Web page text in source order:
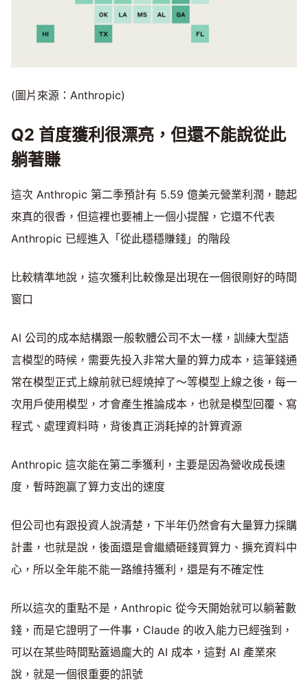
(圖片來源：Anthropic)
Q2 首度獲利很漂亮，但還不能說從此
躺著賺
這次 Anthropic 第二季預計有 5.59 億美元營業利潤，聽起
來真的很香，但這裡也要補上一個小提醒，它還不代表
Anthropic 已經進入「從此穩穩賺錢」的階段
比較精準地說，這次獲利比較像是出現在一個很剛好的時間
窗口
AI 公司的成本結構跟一般軟體公司不太一樣，訓練大型語
言模型的時候，需要先投入非常大量的算力成本，這筆錢通
常在模型正式上線前就已經燒掉了～等模型上線之後，每一
次用戶使用模型，才會產生推論成本，也就是模型回覆、寫
程式、處理資料時，背後真正消耗掉的計算資源
Anthropic 這次能在第二季獲利，主要是因為營收成長速
度，暫時跑贏了算力支出的速度
但公司也有跟投資人說清楚，下半年仍然會有大量算力採購
計畫，也就是說，後面還是會繼續砸錢買算力、擴充資料中
心，所以全年能不能一路維持獲利，還是有不確定性
所以這次的重點不是，Anthropic 從今天開始就可以躺著數
錢，而是它證明了一件事，Claude 的收入能力已經強到，
可以在某些時間點蓋過龐大的 AI 成本，這對 AI 產業來
說，就是一個很重要的訊號